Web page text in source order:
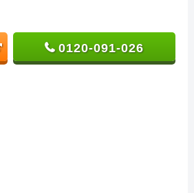
0120-091-026